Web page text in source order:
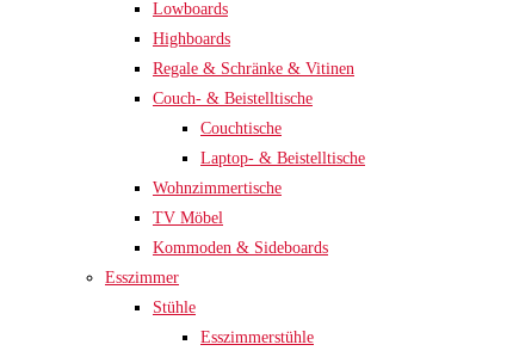
Lowboards
Highboards
Regale & Schränke & Vitinen
Couch- & Beistelltische
Couchtische
Laptop- & Beistelltische
Wohnzimmertische
TV Möbel
Kommoden & Sideboards
Esszimmer
Stühle
Esszimmerstühle